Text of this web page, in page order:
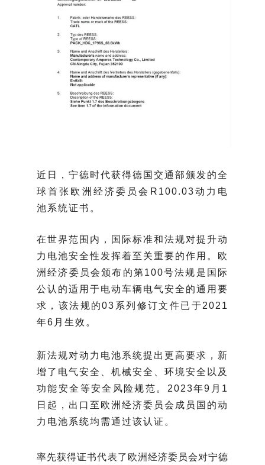
近日，宁德时代获得德国交通部颁发的全
球首张欧洲经济委员会R100.03动力电
池系统证书。
在世界范围内，国际标准和法规对提升动
力电池安全性发挥着至关重要的作用。欧
洲经济委员会颁布的第100号法规是国际
公认的适用于电动车辆电气安全的通用要
求，该法规的03系列修订文件已于2021
年6月生效 。
新法规对动力电池系统提出更高要求，新
增了电气安全、机械安全、环境安全以及
功能安全等安全风险规范。2023年9月1
日起，出口至欧洲经济委员会成员国的动
力电池系统均需通过该认证。
率先获得证书代表了欧洲经济委员会对宁德